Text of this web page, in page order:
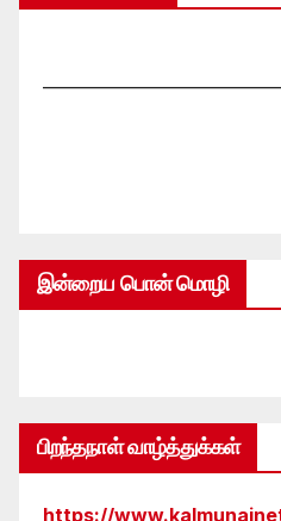
இன்றைய பொன் மொழி
பிறந்தநாள் வாழ்த்துக்கள்
https://